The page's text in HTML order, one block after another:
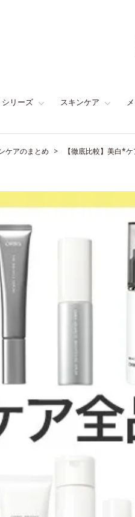
リーズ スキンケア
ケアのまとめ 【徹底比較】美白*